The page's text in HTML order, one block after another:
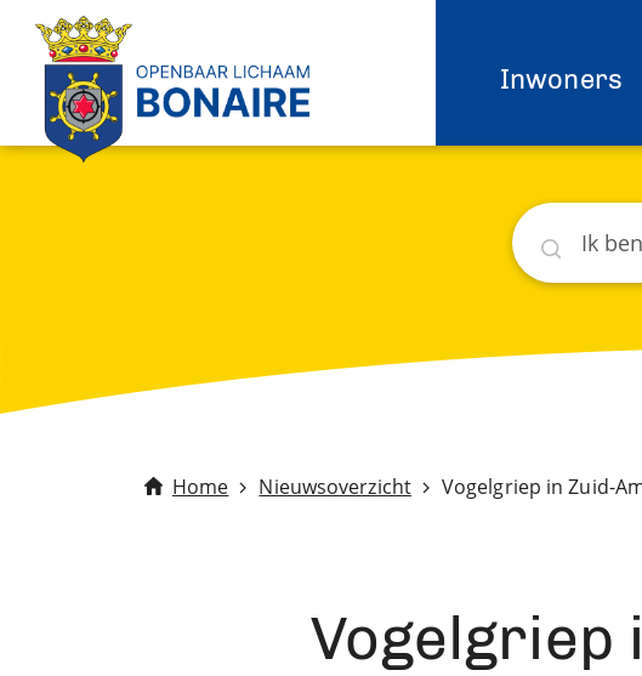
Inwoners
Chat
Zoeken
Home Nieuwsoverzicht Vogelgriep in Zuid-
Vogelgriep